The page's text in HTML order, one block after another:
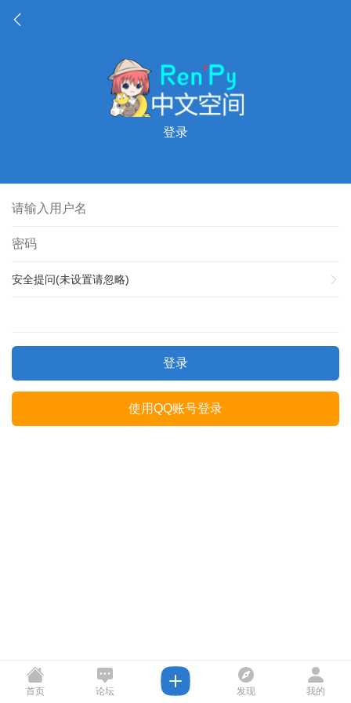
登录
安全提问(未设置请忽略)
登录
使用QQ账号登录
首页 论坛 发现 我的